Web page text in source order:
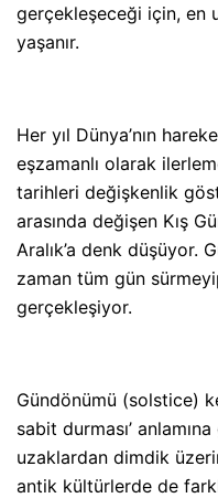
gerçekleşeceği için, en
yaşanır.
Her yıl Dünya’nın
eşzamanlı olarak
tarihleri değişkenlik
arasında değişen Kış
Aralık’a denk düşüyor.
zaman tüm gün
gerçekleşiyor.
Gündönümü (solstice)
sabit durması’
uzaklardan dimdik
antik kültürlerde de